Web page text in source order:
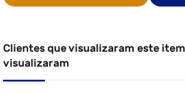
Clientes que visualizaram este
visualizaram